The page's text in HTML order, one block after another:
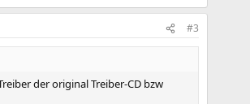
#3
der original Treiber-CD bzw